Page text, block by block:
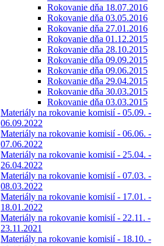
Rokovanie dňa 18.07.2016
Rokovanie dňa 03.05.2016
Rokovanie dňa 27.01.2016
Rokovanie dňa 01.12.2015
Rokovanie dňa 28.10.2015
Rokovanie dňa 09.09.2015
Rokovanie dňa 09.06.2015
Rokovanie dňa 29.04.2015
Rokovanie dňa 30.03.2015
Rokovanie dňa 03.03.2015
Materiály na rokovanie komisií - 05.09. -
06.09.2022
Materiály na rokovanie komisií - 06.06. -
07.06.2022
Materiály na rokovanie komisií - 25.04. -
26.04.2022
Materiály na rokovanie komisií - 07.03. -
08.03.2022
Materiály na rokovanie komisií - 17.01. -
18.01.2022
Materiály na rokovanie komisií - 22.11. -
23.11.2021
Materiály na rokovanie komisií - 18.10. -